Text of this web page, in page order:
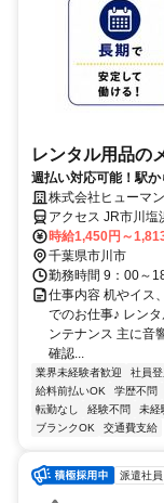
レンタル用品の
週払い対応可能！駅
株式会社ヒューマ
アクセス JR市川
時給1,450円～
千葉県市川市
勤務時間 9：00～
仕事内容 机やイス
でのお仕事♪ レン
ンテナンス 主に音
確認...
業界未経験者歓迎 社員登
給料前払いOK
学歴不問
転勤なし
経験不問 未経
ブランクOK
交通費支給
派遣社員